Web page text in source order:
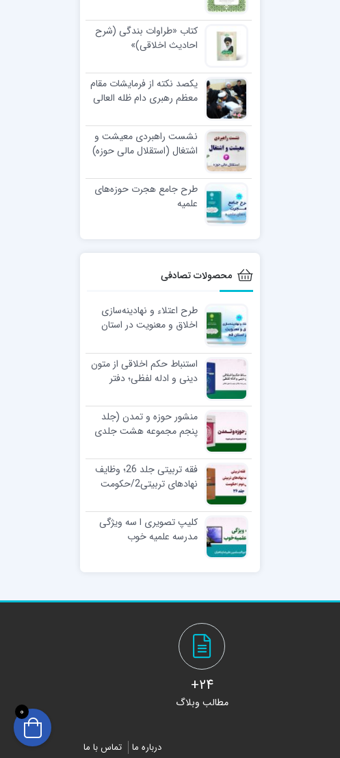
کتاب «طراوات بندگی (شرح
احادیث اخلاقی)»
یکصد نکته از فرمایشات مقام
معظم رهبری دام ظله العالی
نشست راهبردی معیشت و
اشتغال (استقلال مالی حوزه)
طرح جامع هجرت حوزه‌های
علمیه
محصولات تصادفی
طرح اعتلاء و نهادینه‌سازی
اخلاق و معنویت در استان
استنباط حکم اخلاقی از متون
دینی و ادله لفظی؛ دفتر
در اصول لفظی
منشور حوزه و تمدن (جلد
پنجم مجموعه هشت جلدی
فقه تربیتی جلد 26؛ وظایف
نهادهای تربیتی2/حکومت
کلیپ تصویری ا سه ویژگی
مدرسه علمیه خوب
24+
مطالب وبلاگ
درباره ما تماس با ما
0